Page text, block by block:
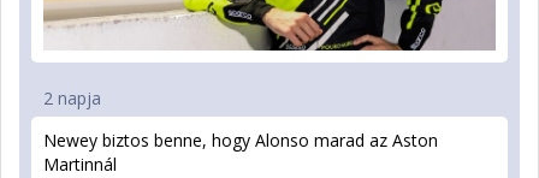
2 napja
Newey biztos benne, hogy Alonso marad az Aston
Martinnál